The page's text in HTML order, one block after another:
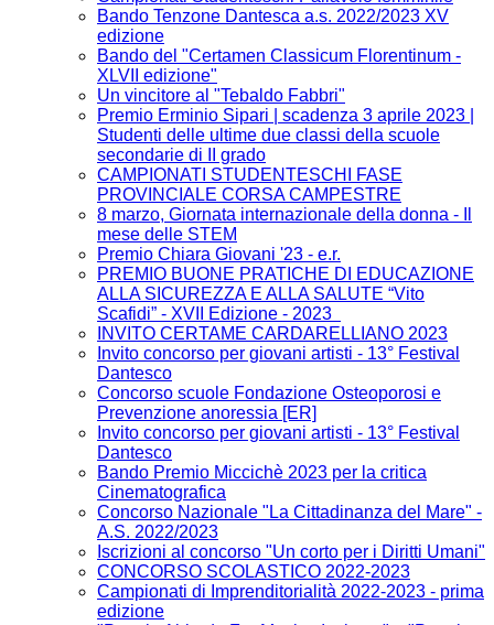
Bando Tenzone Dantesca a.s. 2022/2023 XV
edizione
Bando del "Certamen Classicum Florentinum -
XLVII edizione"
Un vincitore al "Tebaldo Fabbri"
Premio Erminio Sipari | scadenza 3 aprile 2023 |
Studenti delle ultime due classi della scuole
secondarie di II grado
CAMPIONATI STUDENTESCHI FASE
PROVINCIALE CORSA CAMPESTRE
8 marzo, Giornata internazionale della donna - Il
mese delle STEM
Premio Chiara Giovani '23 - e.r.
PREMIO BUONE PRATICHE DI EDUCAZIONE
ALLA SICUREZZA E ALLA SALUTE “Vito
Scafidi” - XVII Edizione - 2023
INVITO CERTAME CARDARELLIANO 2023
Invito concorso per giovani artisti - 13° Festival
Dantesco
Concorso scuole Fondazione Osteoporosi e
Prevenzione anoressia [ER]
Invito concorso per giovani artisti - 13° Festival
Dantesco
Bando Premio Miccichè 2023 per la critica
Cinematografica
Concorso Nazionale "La Cittadinanza del Mare" -
A.S. 2022/2023
Iscrizioni al concorso "Un corto per i Diritti Umani"
CONCORSO SCOLASTICO 2022-2023
Campionati di Imprenditorialità 2022-2023 - prima
edizione